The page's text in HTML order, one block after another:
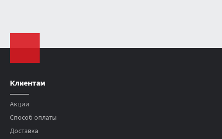
Клиентам
Акции
Способ оплаты
Доставка